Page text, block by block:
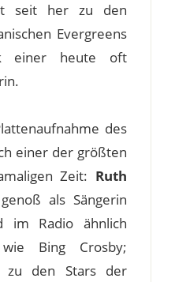
seit her zu den
Evergreens
einer heute oft
des
einer der größten
Zeit: Ruth
genoß als Sängerin
im Radio ähnlich
Bing Crosby;
zu den Stars der